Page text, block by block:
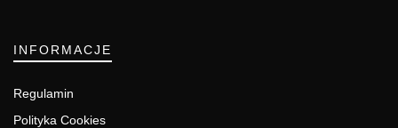
INFORMACJE
Regulamin
Polityka Cookies